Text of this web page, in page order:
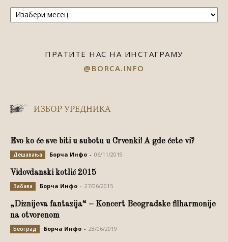
Архива
ПРАТИТЕ НАС НА ИНСТАГРАМУ
@BORCA.INFO
ИЗБОР УРЕДНИКА
Evo ko će sve biti u subotu u Crvenki! A gde ćete vi?
Дешавања Борча Инфо - 06/11/2019
Vidovdanski kotlić 2015
Забава Борча Инфо - 27/06/2015
„Diznijeva fantazija“ – Koncert Beogradske filharmonije
na otvorenom
Београд Борча Инфо - 28/06/2019